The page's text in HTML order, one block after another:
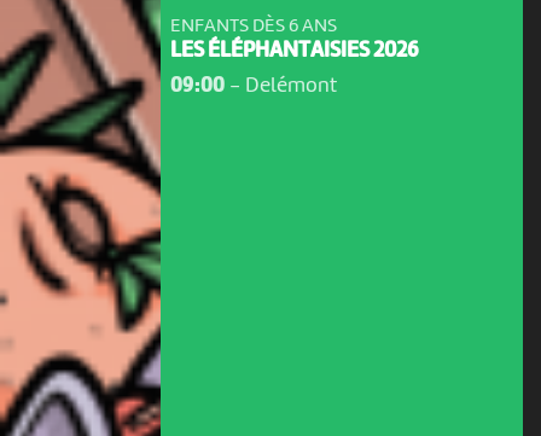
ENFANTS DÈS 6 ANS
LES ÉLÉPHANTAISIES 2026
09:00- Delémont